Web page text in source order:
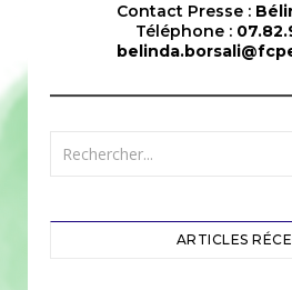
Contact Presse :
Téléphone :
ARTICLES